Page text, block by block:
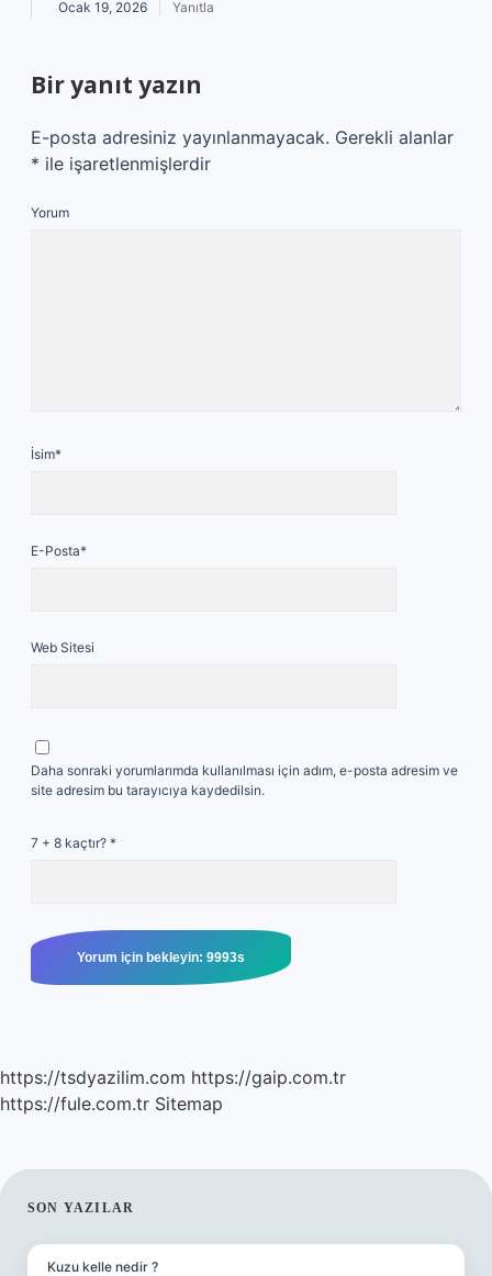
Ocak 19, 2026 Yanıtla
Bir yanıt yazın
E-posta adresiniz yayınlanmayacak. Gerekli alanlar
* ile işaretlenmişlerdir
Yorum
İsim*
E-Posta*
Web Sitesi
Daha sonraki yorumlarımda kullanılması için adım, e-posta adresim ve
site adresim bu tarayıcıya kaydedilsin.
7 + 8 kaçtır? *
https://tsdyazilim.com https://gaip.com.tr
https://fule.com.tr Sitemap
SIDEBAR
SON YAZILAR
Kuzu kelle nedir ?